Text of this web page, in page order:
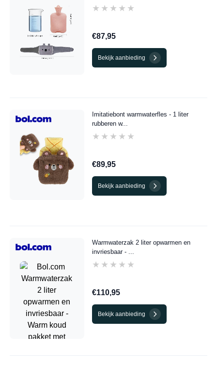
★★★★★
★★★★★
€87,95
Bekijk aanbieding
Imitatiebont warmwaterfles - 1 liter
rubberen w...
★★★★★
★★★★★
€89,95
Bekijk aanbieding
Warmwaterzak 2 liter opwarmen en
invriesbaar - ...
★★★★★
★★★★★
€110,95
Bekijk aanbieding